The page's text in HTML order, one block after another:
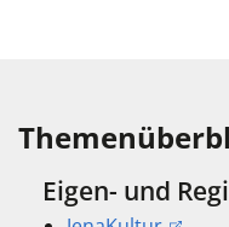
Eigen- und